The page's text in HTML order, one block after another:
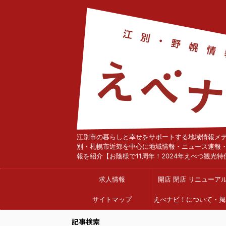
江別市の暮らしと幸せをサポートする地域情報
別・札幌市近郊を中心に地域情報・ニュース速報
報を紹介【お陰様で11周年！2024年えべつ観光特
求人情報 開店 閉店 リニューア
サイトマップ えべナビ！について・
記事検索